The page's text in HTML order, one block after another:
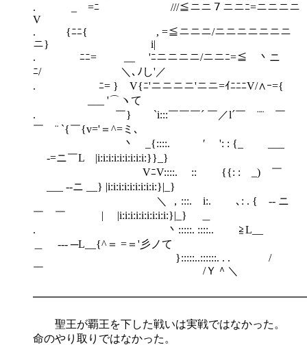
. _ =ﾆ ///≦ニニ７ニニﾆ=ニニニニ
V
. {ﾆﾆ{ , =≦ニニニ/ニニニニニニニ
ニ} i|
. ﾆﾆ= __ 'ﾆニニニニ/ニニﾆ=≦￣丶ニ
ﾆ/ ＼､ﾉし'／
. ￣ ﾆ= } V{ﾆ'ニニニニ'ニニ=ｲﾆﾆﾆV/∧ｰ={
___ '⌒ヽて
. ￣} `i:::￣￣￣´ ￣／l´￣ ¨¨ ￣
￣ ¨ `{￣{v='＝^=ミ､
丶 _{::::. ′ ': : {_ ___
-=ニ￣L |i:i:i:i:i:i:i:i:i:}}_}
VﾆV::::. :: {{: : _) ￣
___ -‐ニ __} |i:i:i:i:i:i:i:i:i:}|_}
＼ ，:::. i:. ､: . { -‐ ニ
￣ ￣ | |i:i:i:i:i:i:i:i:i:}|_} ＿
. 丶:::::. ::::.. ≧L__
＿ --- ─L__{^＝ =＝'彡ノて
}:::::..::::::. . . /
￣ /Ｙ＾＼
聖王が覇王を下した戦いは実戦ではなかった。
命のやり取りではなかった。